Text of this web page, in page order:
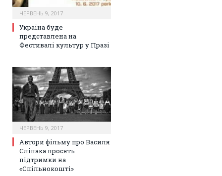
ЧЕРВЕНЬ 9, 2017
Україна буде
представлена на
Фестивалі культур у Празі
ЧЕРВЕНЬ 9, 2017
Автори фільму про Василя
Сліпака просять
підтримки на
«Спільнокошті»